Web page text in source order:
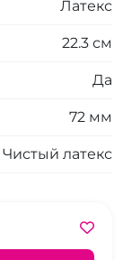
Латекс
22.3 см
Да
72 мм
Чистый латекс